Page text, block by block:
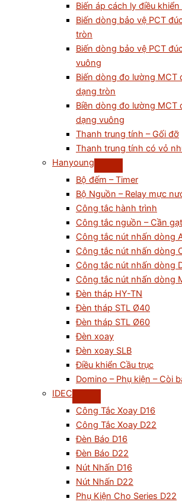
Biến áp cách ly điều khiển
Biến dòng bảo vệ PCT
tròn
Biến dòng bảo vệ PCT
vuông
Biến dòng đo lường MCT
dạng tròn
Biền dòng đo lường MCT
dạng vuông
Thanh trung tính – Gối đỡ
Thanh trung tính có vỏ
Hanyoung
Bộ đếm – Timer
Bộ Nguồn – Relay mực
Công tắc hành trình
Công tắc nguồn – Cần
Công tắc nút nhấn dòng
Công tắc nút nhấn dòng
Công tắc nút nhấn dòng
Công tắc nút nhấn dòng
Đèn tháp HY-TN
Đèn tháp STL Ø40
Đèn tháp STL Ø60
Đèn xoay
Đèn xoay SLB
Điều khiển Cầu trục
Domino – Phụ kiện – Còi
IDEC
Công Tắc Xoay D16
Công Tắc Xoay D22
Đèn Báo D16
Đèn Báo D22
Nút Nhấn D16
Nút Nhấn D22
Phụ Kiện Cho Series D22